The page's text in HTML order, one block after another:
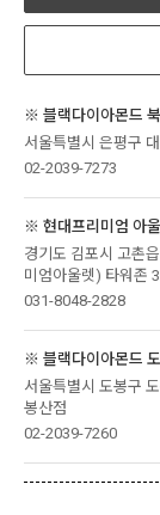
※ 블랙다이아몬드
서울특별시 은평구
02-2039-7273
※ 현대프리미엄 아
경기도 김포시 고촌
미엄아울렛) 타워존
031-8048-2828
※ 블랙다이아몬드
서울특별시 도봉구
봉산점
02-2039-7260